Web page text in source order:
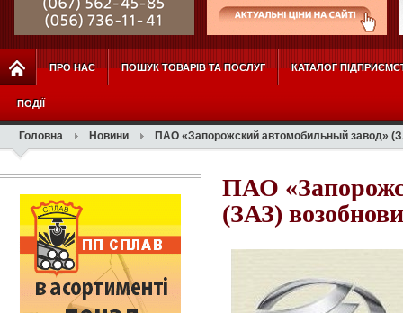
ПРО НАС ПОШУК ТОВАРІВ ТА ПОСЛУГ КАТАЛОГ
ПОДІЇ
Головна Новини ПАО «Запорожский автомобильный завод»
ПАО
(ЗАЗ)